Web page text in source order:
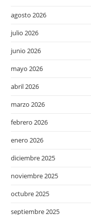
agosto 2026
julio 2026
junio 2026
mayo 2026
abril 2026
marzo 2026
febrero 2026
enero 2026
diciembre 2025
noviembre 2025
octubre 2025
septiembre 2025